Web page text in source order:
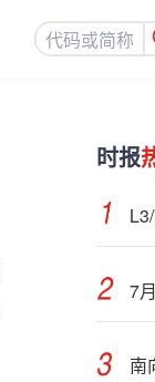
时报
南